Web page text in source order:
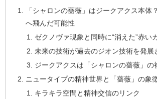
「シャロンの薔薇」はジークアクス本体
へ飛んだ可能性
ゼクノヴァ現象と同時に“消えた”赤い
未来の技術が過去のジオン技術を発展
ジークアクスは「シャロンの薔薇」の
ニュータイプの精神世界と「薔薇」の象
キラキラ空間と精神交信のリンク